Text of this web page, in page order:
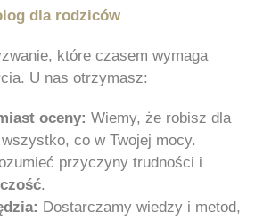
dla rodziców
które czasem wymaga
U nas otrzymasz:
oceny: Wiemy, że robisz dla
co w Twojej mocy.
przyczyny trudności i
.
Dostarczamy wiedzy i metod,